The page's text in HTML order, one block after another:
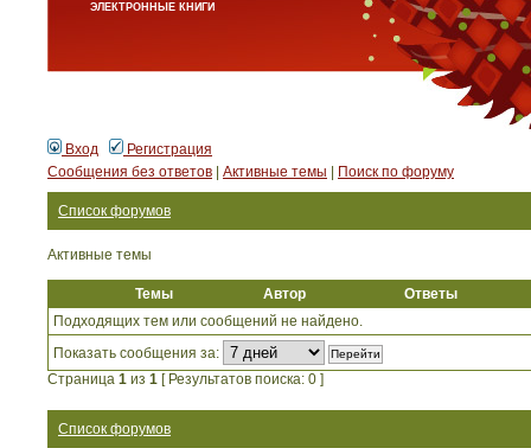
ЭЛЕКТРОННЫЕ КНИГИ
Вход
Регистрация
Сообщения без ответов
Активные темы Поиск по форуму
Список форумов
Активные темы
Темы Автор
Ответы
Подходящих тем или сообщений не найдено.
Показать сообщения за:
Страница 1 из 1 [ Результатов поиска: 0 ]
Список форумов